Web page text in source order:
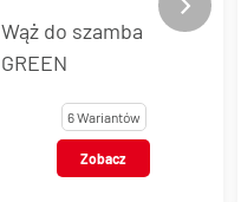
Wąż do szamba
GREEN
6 Wariantów
Zobacz